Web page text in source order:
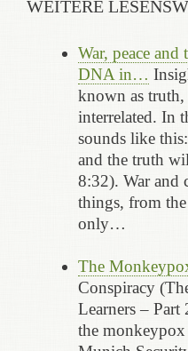
WEITERE
War, peace
DNA in…
known as truth,
interrelated. In
sounds like
and the truth
8:32). War and
things, from the
only…
The
Conspiracy
Learners – Part
the monkeypox